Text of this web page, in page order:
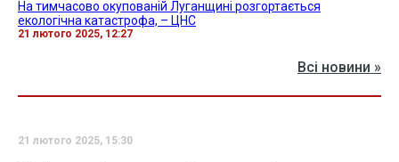
На тимчасово окупованій Луганщині розгортається
екологічна катастрофа, – ЦНС
21 лютого 2025, 12:27
Всі новини »
21 лютого 2025, 15:30